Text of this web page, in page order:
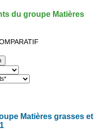
du groupe Matières
Matières grasses et